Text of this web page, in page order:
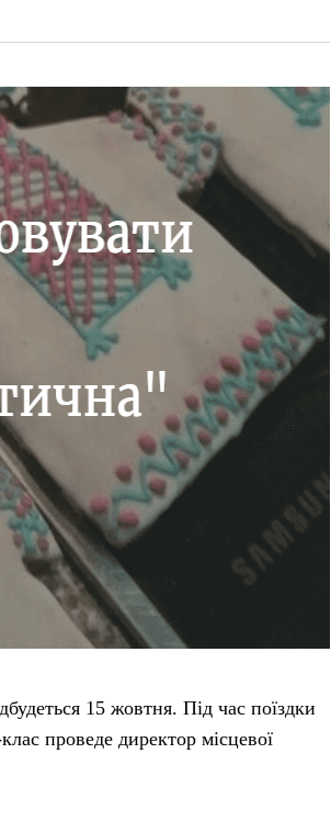
15 жовтня. Під час поїздки
проведе директор місцевої